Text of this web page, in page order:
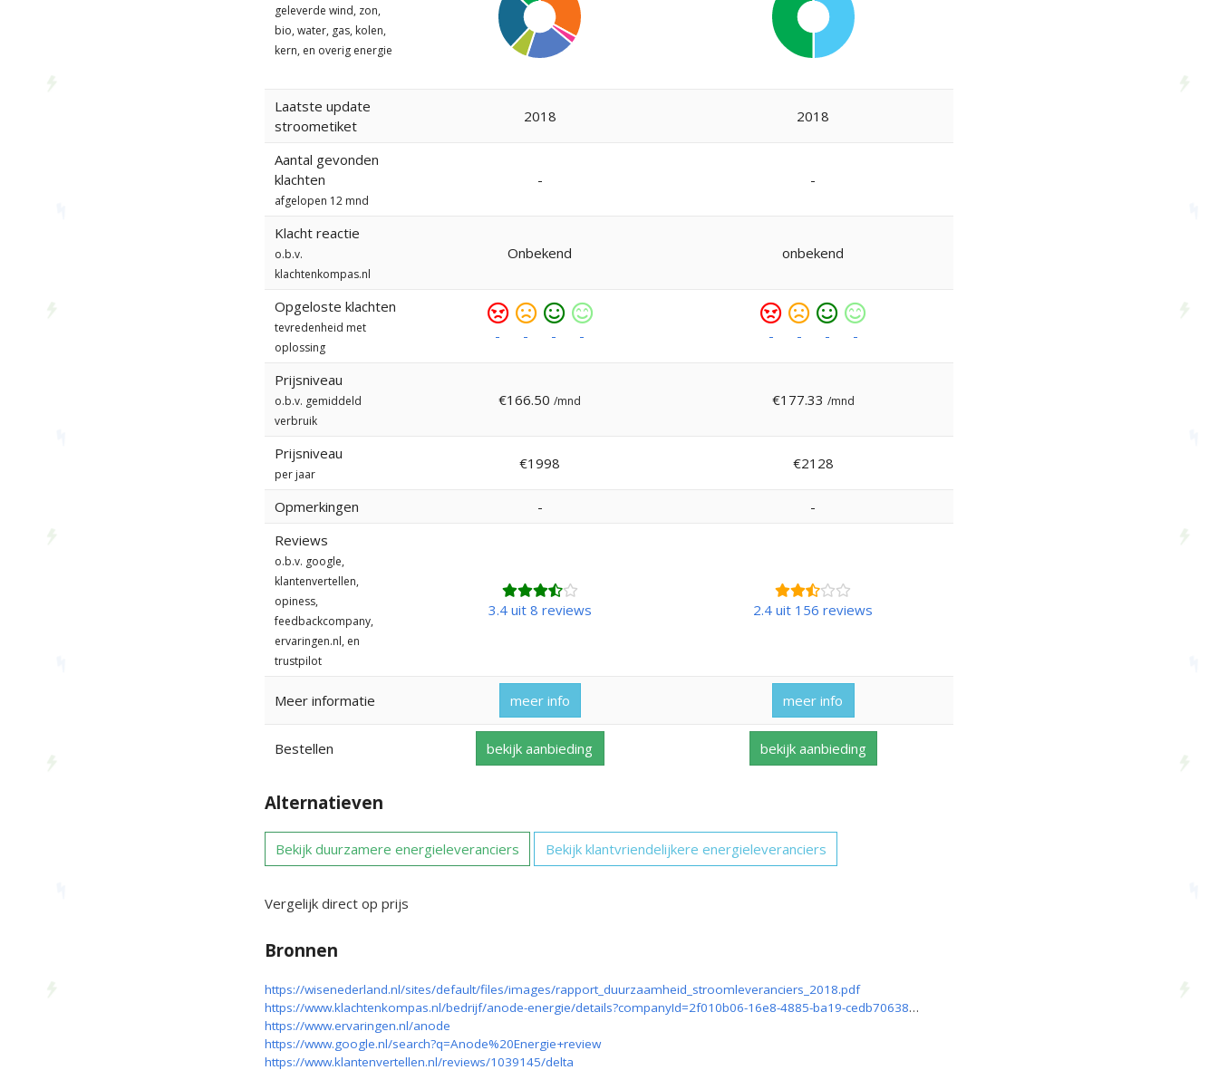
geleverde wind, zon,
bio, water, gas, kolen,
kern, en overig energie
Laatste update
stroometiket
2018 2018
Aantal gevonden
klachten
afgelopen 12 mnd
- -
Klacht reactie
o.b.v.
klachtenkompas.nl
Onbekend onbekend
Opgeloste klachten
tevredenheid met
oplossing
ZeerOntevreden
Tevreden
Zeer
- - - -
ZeerOntevreden
Tevreden
Zeer
- - - -
Prijsniveau
o.b.v. gemiddeld
verbruik
€166.50/mnd €177.33 /mnd
Prijsniveau
per jaar
€1998 €2128
Opmerkingen -
-
Reviews
o.b.v. google,
klantenvertellen,
opiness,
feedbackcompany,
ervaringen.nl, en
trustpilot
3.4 uit 8 reviews 2.4 uit 156 reviews
Meer informatie meer info meer info
Bestellen bekijk aanbieding bekijk aanbieding
Alternatieven
Bekijk duurzamere energieleveranciers Bekijk klantvriendelijkere energieleveranciers
Vergelijk direct op prijs
Bronnen
https://wisenederland.nl/sites/default/files/images/rapport_duurzaamheid_stroomleveranciers_2018.pdf
https://www.klachtenkompas.nl/bedrijf/anode-energie/details?companyId=2f010b06-16e8-4885-ba19-cedb706382c0
https://www.ervaringen.nl/anode
https://www.google.nl/search?q=Anode%20Energie+review
https://www.klantenvertellen.nl/reviews/1039145/delta